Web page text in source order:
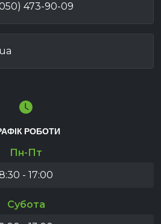
473-90-09
РОБОТИ
Пн-Пт
- 17:00
Субота